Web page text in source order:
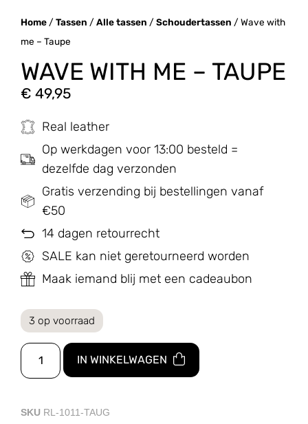
Home / Tassen / Alle tassen / Schoudertassen / Wave with
me – Taupe
WAVE WITH ME – TAUPE
€ 49,95
Real leather
Op werkdagen voor 13:00 besteld =
dezelfde dag verzonden
Gratis verzending bij bestellingen vanaf
€50
14 dagen retourrecht
SALE kan niet geretourneerd worden
Maak iemand blij met een cadeaubon
3 op voorraad
IN WINKELWAGEN
SKU RL-1011-TAUG